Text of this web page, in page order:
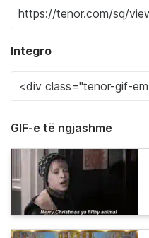
Integro
GIF-e të ngjashme